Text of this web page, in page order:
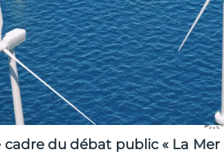
cadre du débat public « La